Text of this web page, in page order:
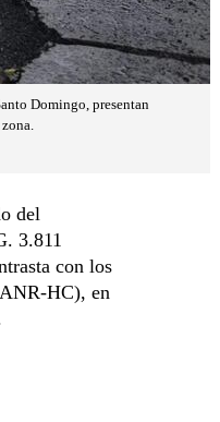
Domingo, presentan
del
3.811
con los
HC), en